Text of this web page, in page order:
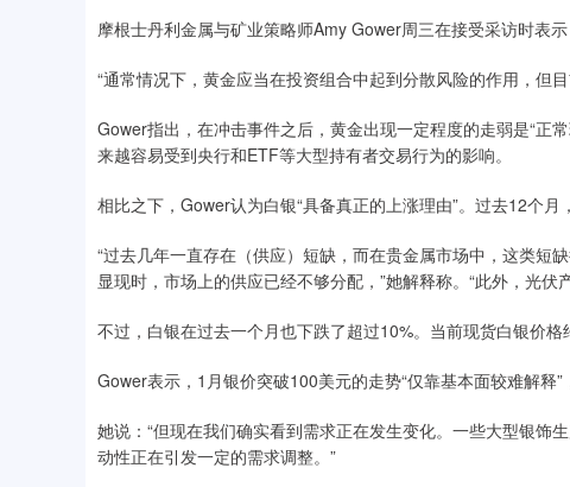
摩根士丹利金属与矿业策略师Amy Gower周三在接受采访时表
“通常情况下，黄金应当在投资组合中起到分散风险的作用，但
Gower指出，在冲击事件之后，黄金出现一定程度的走弱是“正
来越容易受到央行和ETF等大型持有者交易行为的影响。
相比之下，Gower认为白银“具备真正的上涨理由”。过去12个月
“过去几年一直存在（供应）短缺，而在贵金属市场中，这类短
显现时，市场上的供应已经不够分配，”她解释称。“此外，光
不过，白银在过去一个月也下跌了超过10%。当前现货白银价
Gower表示，1月银价突破100美元的走势“仅靠基本面较难解释”
她说：“但现在我们确实看到需求正在发生变化。一些大型银饰
动性正在引发一定的需求调整。”